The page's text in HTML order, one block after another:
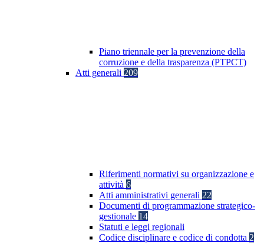
Piano triennale per la prevenzione della
corruzione e della trasparenza (PTPCT)
Atti generali 209
Riferimenti normativi su organizzazione e
attività 6
Atti amministrativi generali 22
Documenti di programmazione strategico-
gestionale 14
Statuti e leggi regionali
Codice disciplinare e codice di condotta 2